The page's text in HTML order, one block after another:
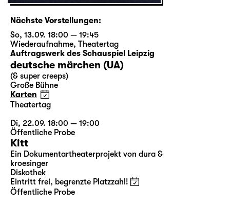
Nächste Vorstellungen:
So, 13.09. 18:00 — 19:45
Wiederaufnahme, Theatertag
Auftragswerk des Schauspiel Leipzig
deutsche märchen (UA)
(& super creeps)
Große Bühne
Karten
Theatertag
Di, 22.09. 18:00 — 19:00
Öffentliche Probe
Kitt
Ein Dokumentartheaterprojekt von dura &
kroesinger
Diskothek
Eintritt frei, begrenzte Platzzahl!
Öffentliche Probe